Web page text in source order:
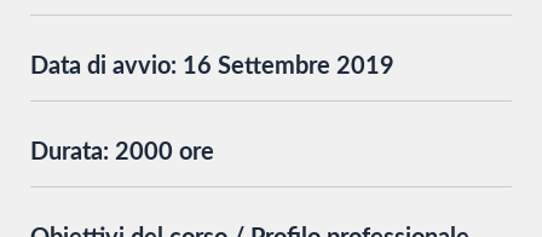
Data di avvio: 16 Settembre 2019
Durata: 2000 ore